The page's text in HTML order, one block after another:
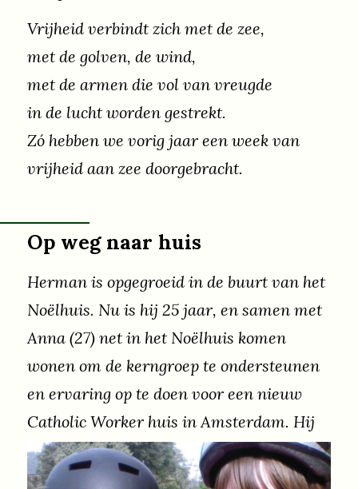
Vrijheid verbindt zich met de zee,
met de golven, de wind,
met de armen die vol van vreugde
in de lucht worden gestrekt.
Zó hebben we vorig jaar een week van
vrijheid aan zee doorgebracht.
Op weg naar huis
Herman is opgegroeid in de buurt van het
Noëlhuis. Nu is hij 25 jaar, en samen met
Anna (27) net in het Noëlhuis komen
wonen om de kerngroep te ondersteunen
en ervaring op te doen voor een nieuw
Catholic Worker huis in Amsterdam. Hij
vertelt kort over belangrijke punten op
zijn levensreis.